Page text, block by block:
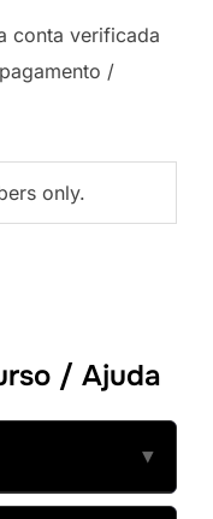
conta verificada
/
only.
/ Ajuda
▼